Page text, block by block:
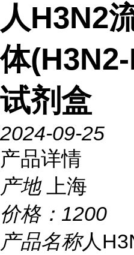
人H3N2
体
试剂盒
2024-09-25
产品详情
产地
上海
价格： 1200
产品名称人